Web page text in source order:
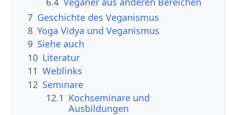
7 Geschichte des Veganismus
8 Yoga Vidya und Veganismus
9 Siehe auch
10 Literatur
11 Weblinks
12 Seminare
12.1 Kochseminare und
Ausbildungen